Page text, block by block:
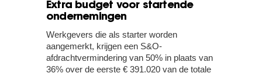
Extra budget voor startende
ondernemingen
Werkgevers die als starter worden
aangemerkt, krijgen een S&O-
afdrachtvermindering van 50% in plaats van
36% over de eerste € 391.020 van de totale